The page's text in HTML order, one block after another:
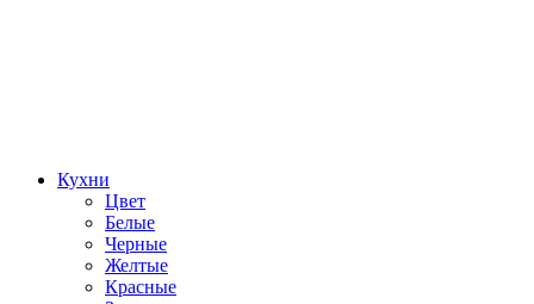
Кухни
Цвет
Белые
Черные
Желтые
Красные